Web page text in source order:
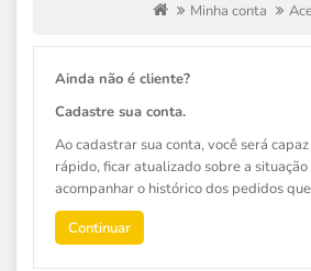
Minha conta
Ainda não é cliente?
Cadastre sua conta.
Ao cadastrar sua conta, você será
rápido, ficar atualizado sobre a
acompanhar o histórico dos pedidos
Continuar